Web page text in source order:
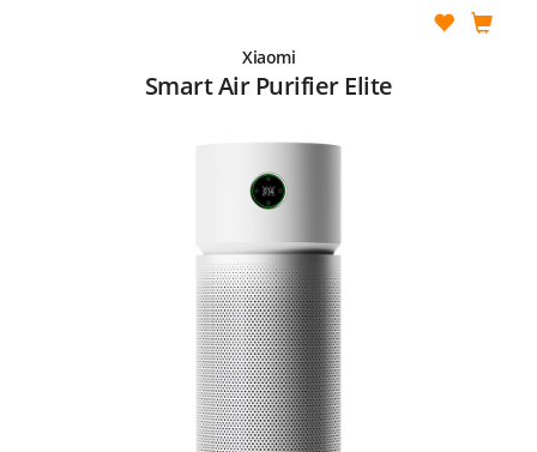
Xiaomi
Smart Air Purifier Elite